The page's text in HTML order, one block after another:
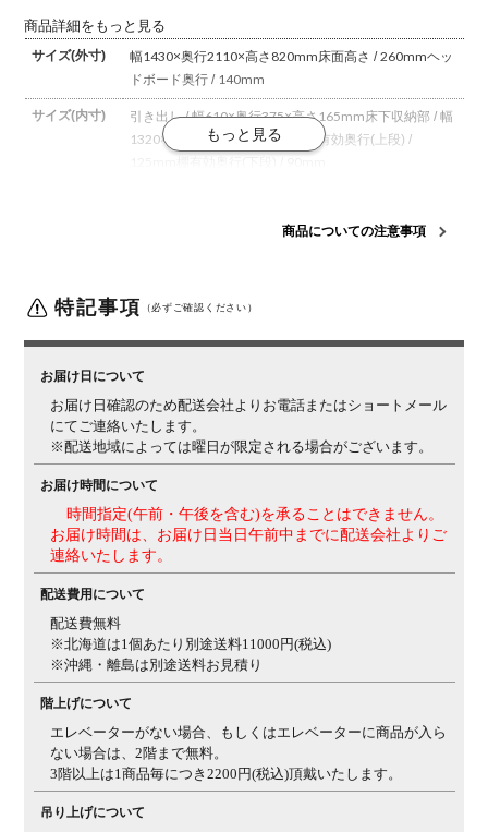
商品詳細をもっと見る
サイズ(外寸)
幅1430×奥行2110×高さ820mm床面高さ / 260mmヘッ
ドボード奥行 / 140mm
サイズ(内寸) 引き出し / 幅610×奥行375×高さ165mm床下収納部 / 幅
1320×奥行1500×高さ215mm
棚有効奥行(上段) /
ベッドフレーム / カラープリント紙化粧繊維板、オーク
構造・加工 引き出し / フルオープンレール
さ10mmまで対応)
機能・特徴 引き出し / ソフトクローズ
梱包数 4
梱包サイズ 梱包1 / 幅1380×奥行750×高さ96mm 梱包2 / 幅1580×奥
行285×高さ100mm
梱包重量 梱包1 / 16.5kg梱包2 / 12kg梱包3 / 28kg梱包4 / 40kg
組み立て お客様組立品※「組立設置有償サービス」をご利用の
場合、お客様組み立て不要(現地にて業者が組み立て作
備考 引き出し付き(2杯)LED照明付き(2ヵ所)
き(2ヵ所)
出しの上面は厚みのあるマットレス(推奨160mm以上)
を敷いて使用してください。
乗せて使用したり、マットレスを敷いていない状態での
使用はできません。
商品についての注意事項
特記事項 （必ずご確認ください）
お届け日について
お届け日確認のため配送会社よりお電話またはショートメール
にてご連絡いたします。
※配送地域によっては曜日が限定される場合がございます。
お届け時間について
時間指定(午前・午後を含む)を承ることはできません。
お届け時間は、お届け日当日午前中までに配送会社よりご
連絡いたします。
配送費用について
配送費無料
※北海道は1個あたり別途送料11000円(税込)
※沖縄・離島は別途送料お見積り
階上げについて
エレベーターがない場合、もしくはエレベーターに商品が入ら
ない場合は、2階まで無料。
3階以上は1商品毎につき2200円(税込)頂戴いたします。
吊り上げについて